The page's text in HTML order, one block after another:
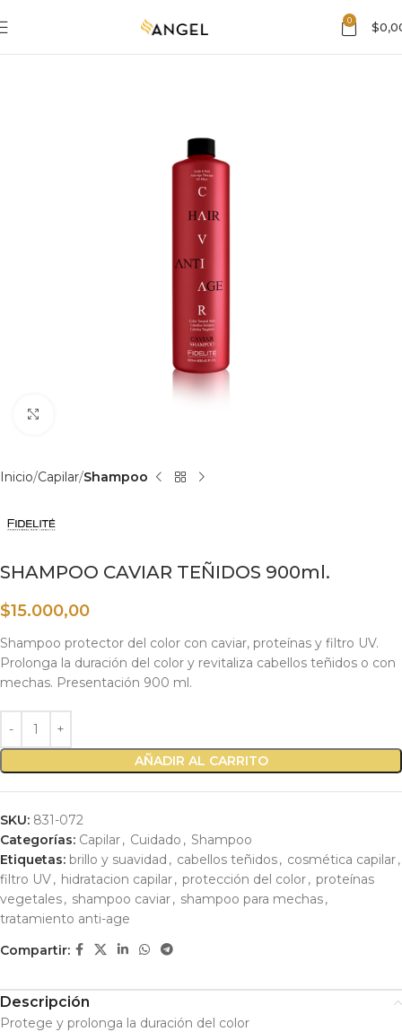
0 $
Inicio Capilar Shampoo
SHAMPOO CAVIAR TEÑIDOS 900ml.
$15.000,00
Shampoo protector del color con caviar, proteínas y filtro UV.
Prolonga la duración del color y revitaliza cabellos teñidos o con
mechas. Presentación 900 ml.
AÑADIR AL CARRITO
SKU: 831-072
Categorías: Capilar, Cuidado , Shampoo
Etiquetas: brillo y suavidad , cabellos teñidos, cosmética capilar,
filtro UV, hidratacion capilar, protección del color, proteínas
vegetales, shampoo caviar, shampoo para mechas,
tratamiento anti-age
Compartir:
Descripción
Protege y prolonga la duración del color